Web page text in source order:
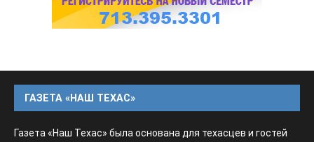
ГАЗЕТА «НАШ ТЕХАС»
Газета «Наш Техас» была основана для техасцев и гостей